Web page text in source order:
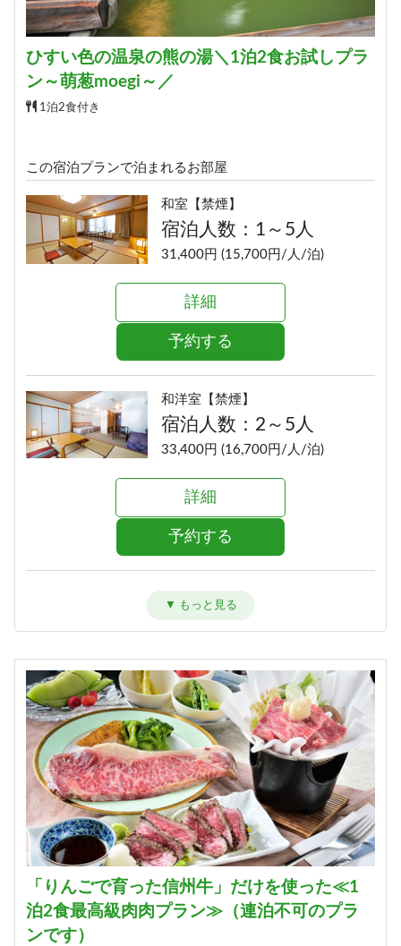
66,200円 (33,100円/人/泊)
詳細
ひすい色の温泉の熊の湯＼1泊2食お試しプラ
ン～萌葱moegi～／
1泊2食付き
この宿泊プランで泊まれるお部屋
和室【禁煙】
宿泊人数：1～5人
31,400円 (15,700円/人/泊)
詳細
予約する
和洋室【禁煙】
宿泊人数：2～5人
33,400円 (16,700円/人/泊)
詳細
予約する
詳細
予約する
「りんごで育った信州牛」だけを使った≪1
泊2食最高級肉肉プラン≫（連泊不可のプラ
ンです）